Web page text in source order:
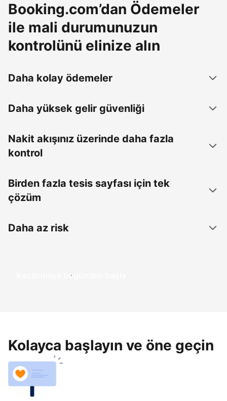
Booking.com’dan Ödemeler
ile mali durumunuzun
kontrolünü elinize alın
Daha kolay ödemeler
Daha yüksek gelir güvenliği
Nakit akışınız üzerinde daha fazla
kontrol
Birden fazla tesis sayfası için tek
çözüm
Daha az risk
Kazanmaya bugünden başla
Kolayca başlayın ve öne geçin